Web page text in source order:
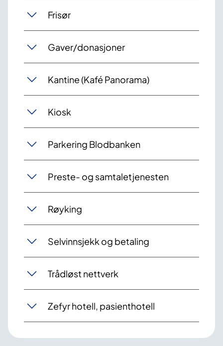
Frisør
Gaver/donasjoner
Kantine (Kafé Panorama)
Kiosk
Parkering Blodbanken
Preste- og samtaletjenesten
Røyking
Selvinnsjekk og betaling
Trådløst nettverk
Zefyr hotell, pasienthotell